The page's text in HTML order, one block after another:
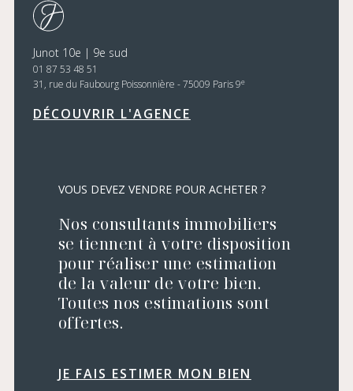
Junot 10e | 9e sud
01 87 53 48 51
31, rue du Faubourg Poissonnière - 75009 Paris 9e
DÉCOUVRIR L'AGENCE
VOUS DEVEZ VENDRE POUR ACHETER ?
Nos consultants immobiliers
se tiennent à votre disposition
pour réaliser une estimation
de la valeur de votre bien.
Toutes nos estimations sont
offertes.
JE FAIS ESTIMER MON BIEN